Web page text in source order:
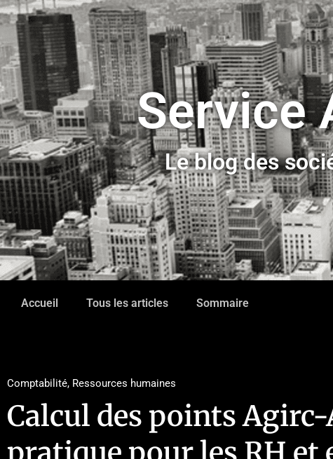
Service
Le blog des
Accueil Tous les articles Sommaire
Comptabilité, Ressources humaines
Calcul des points